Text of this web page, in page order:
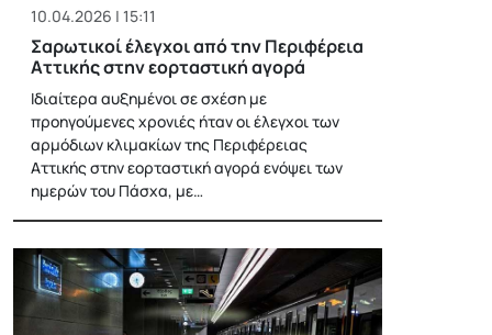
10.04.2026 | 15:11
Σαρωτικοί έλεγχοι από την Περιφέρεια
Αττικής στην εορταστική αγορά
Ιδιαίτερα αυξημένοι σε σχέση με
προηγούμενες χρονιές ήταν οι έλεγχοι των
αρμόδιων κλιμακίων της Περιφέρειας
Αττικής στην εορταστική αγορά ενόψει των
ημερών του Πάσχα, με…